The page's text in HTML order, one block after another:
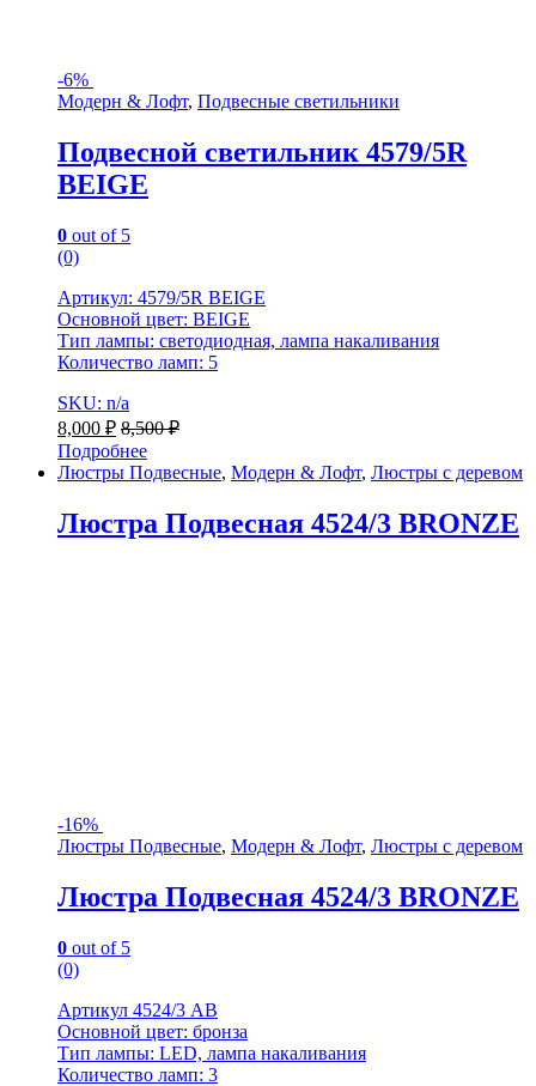
-6%
Модерн & Лофт, Подвесные светильники
Подвесной светильник 4579/5R
BEIGE
0 out of 5
(0)
Артикул: 4579/5R BEIGE
Основной цвет: BEIGE
Тип лампы: светодиодная, лампа накаливания
Количество ламп: 5
SKU: n/a
8,000 ₽ 8,500₽
Подробнее
Люстры Подвесные, Модерн & Лофт, Люстры с деревом
Люстра Подвесная 4524/3 BRONZE
-16%
Люстры Подвесные, Модерн & Лофт, Люстры с деревом
Люстра Подвесная 4524/3 BRONZE
0 out of 5
(0)
Артикул 4524/3 AB
Основной цвет: бронза
Тип лампы: LED, лампа накаливания
Количество ламп: 3